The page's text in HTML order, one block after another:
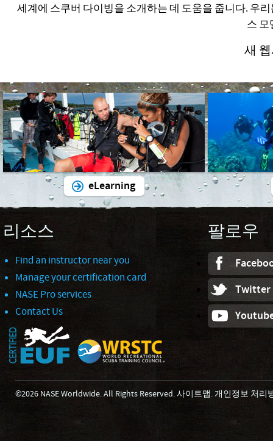
세계에 스쿠버 다이빙을 소개하는 데 도움을 줍니다. 우
스 모
새
eLearning
리소스
Find an instructor near you
Manage your certification card
NASE Pro services
Contact Us
팔로우
Twitter
©2026 NASE Worldwide. All Rights Reserved.사이트맵.개인정보 처리